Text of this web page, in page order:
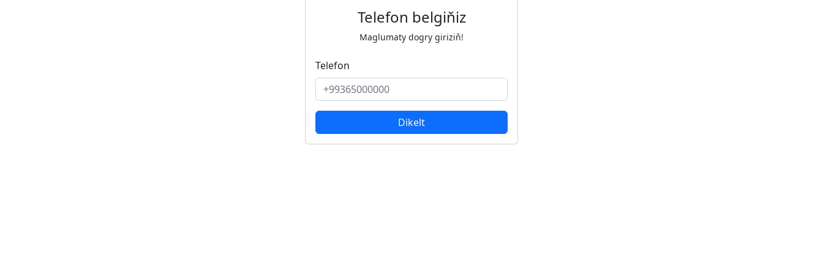
Telefon belgiňiz
Maglumaty dogry giriziň!
Telefon
Dikelt